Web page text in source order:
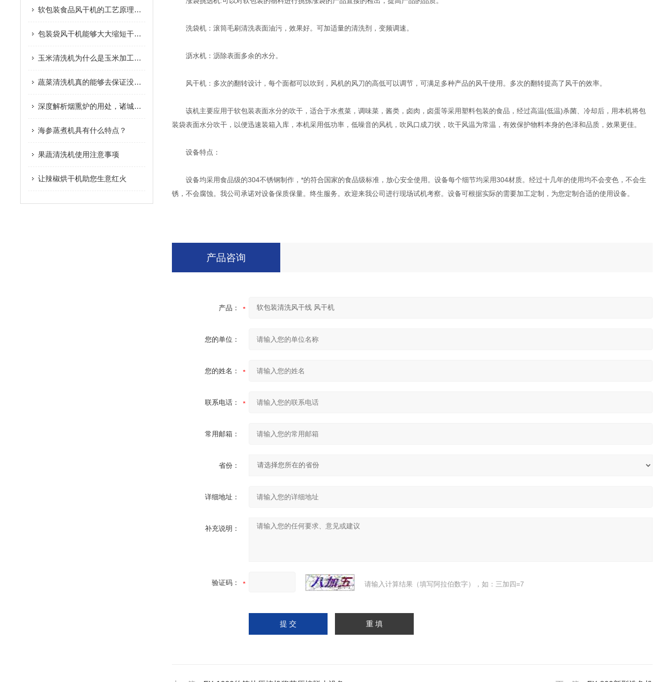
软包装食品风干机的工艺原理及安装要求介绍
包装袋风干机能够大大缩短干燥时间 有效提高工作效率
玉米清洗机为什么是玉米加工设备中的重要环节
蔬菜清洗机真的能够去保证没有农药残留吗？
深度解析烟熏炉的用处，诸城市放心食品机械有限公司
海参蒸煮机具有什么特点？
果蔬清洗机使用注意事项
让辣椒烘干机助您生意红火
洗袋机：滚筒毛刷清洗表面油污，效果好。可加适量的清洗剂，变频调速。
沥水机：沥除表面多余的水分。
风干机：多次的翻转设计，每个面都可以吹到，风机的风刀的高低可以调节，可满足多种产品的风干使用。多次的翻转提高了风干的效率。
该机主要应用于软包装表面水分的吹干，适合于水煮菜，调味菜，酱类，卤肉，卤蛋等采用塑料包装的食品，经过高温(低温)杀菌、冷却后，用本机将包
装袋表面水分吹干，以便迅速装箱入库，本机采用低功率，低噪音的风机，吹风口成刀状，吹干风温为常温，有效保护物料本身的色泽和品质，效果更佳。
设备特点：
设备均采用食品级的304不锈钢制作，*的符合国家的食品级标准，放心安全使用。设备每个细节均采用304材质。经过十几年的使用均不会变色，不会生
锈，不会腐蚀。我公司承诺对设备保质保量。终生服务。欢迎来我公司进行现场试机考察。设备可根据实际的需要加工定制，为您定制合适的使用设备。
产品咨询
产品：
您的单位：
您的姓名：
联系电话：
常用邮箱：
省份：
详细地址：
补充说明：
验证码： 请输入计算结果（填写阿拉伯数字），如：三加四=7